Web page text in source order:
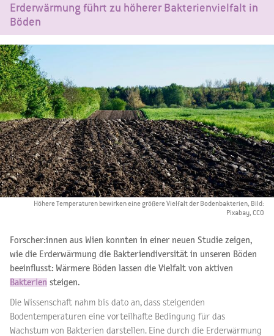
Erderwärmung führt zu höherer Bakterienvielfalt in
Böden
Höhere Temperaturen bewirken eine größere Vielfalt der Bodenbakterien, Bild:
Pixabay, CCO
Forscher:innen aus Wien konnten in einer neuen Studie zeigen,
wie die Erderwärmung die Bakteriendiversität in unseren Böden
beeinflusst: Wärmere Böden lassen die Vielfalt von aktiven
Bakterien steigen.
Die Wissenschaft nahm bis dato an, dass steigenden
Bodentemperaturen eine vorteilhafte Bedingung für das
Wachstum von Bakterien darstellen. Eine durch die Erderwärmung